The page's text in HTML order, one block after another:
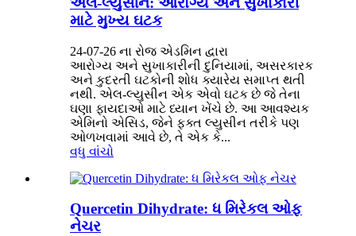
માટે મુખ્ય ઘટક
24-07-26 ના રોજ એડમિન દ્વારા
આરોગ્ય અને સુખાકારીની દુનિયામાં, અસરકારક
અને કુદરતી ઘટકોની શોધ ક્યારેય સમાપ્ત થતી
નથી. એલ-લ્યુસીન એક એવો ઘટક છે જે તેના
ઘણા ફાયદાઓ માટે ધ્યાન ખેંચે છે. આ આવશ્યક
એમિનો એસિડ, જેને ફક્ત લ્યુસીન તરીકે પણ
ઓળખવામાં આવે છે, તે એક કે...
વધુ વાંચો
Quercetin Dihydrate: ધ મિરેકલ ઓફ
નેચર